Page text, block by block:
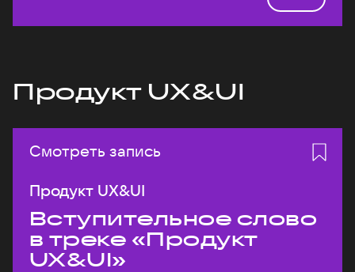
Продукт UX&UI
Смотреть запись
Продукт UX&UI
Вступительное слово
в треке «Продукт
UX&UI»